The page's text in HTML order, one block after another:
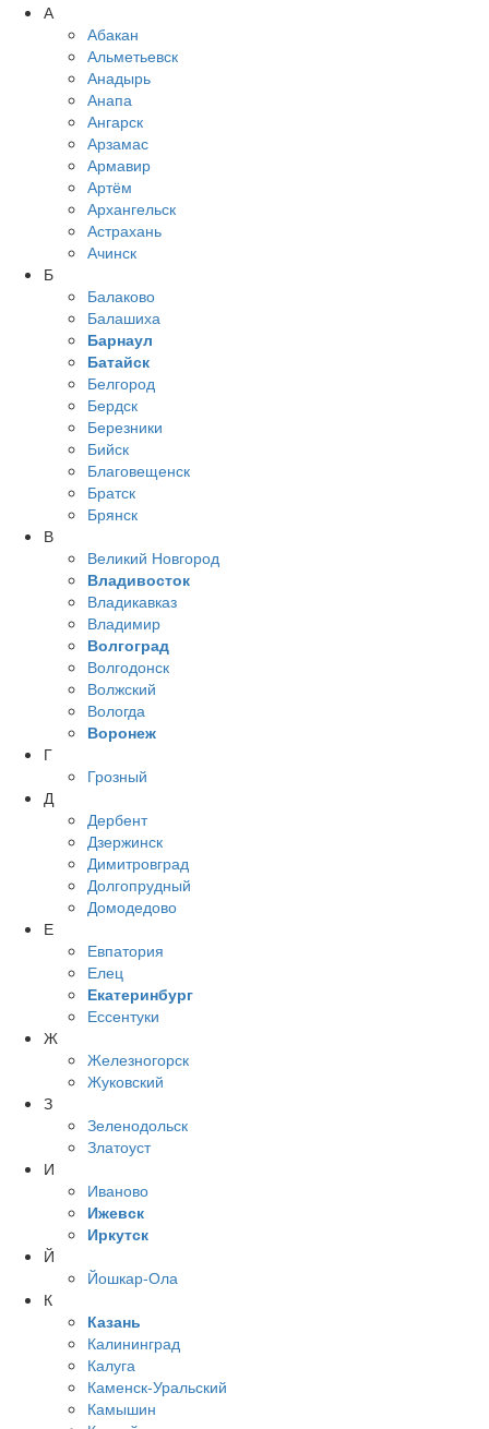
А
Абакан
Альметьевск
Анадырь
Анапа
Ангарск
Арзамас
Армавир
Артём
Архангельск
Астрахань
Ачинск
Б
Балаково
Балашиха
Барнаул
Батайск
Белгород
Бердск
Березники
Бийск
Благовещенск
Братск
Брянск
В
Великий Новгород
Владивосток
Владикавказ
Владимир
Волгоград
Волгодонск
Волжский
Вологда
Воронеж
Г
Грозный
Д
Дербент
Дзержинск
Димитровград
Долгопрудный
Домодедово
Е
Евпатория
Елец
Екатеринбург
Ессентуки
Ж
Железногорск
Жуковский
З
Зеленодольск
Златоуст
И
Иваново
Ижевск
Иркутск
Й
Йошкар-Ола
К
Казань
Калининград
Калуга
Каменск-Уральский
Камышин